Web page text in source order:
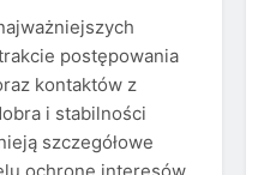
postępowania
kontaktów z
i stabilności
szczegółowe